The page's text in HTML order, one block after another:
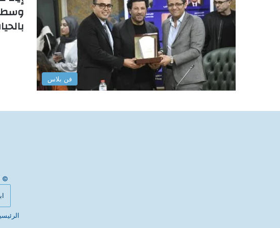
فن بلاس
وسط
© 2024 النبض الاقتصادي